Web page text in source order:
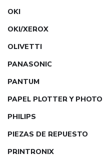
OKI
OKI/XEROX
OLIVETTI
PANASONIC
PANTUM
PAPEL PLOTTER Y PHOTO
PHILIPS
PIEZAS DE REPUESTO
PRINTRONIX